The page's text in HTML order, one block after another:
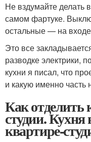
Не вздумайте делать
самом фартуке.
остальные — на
Это все
разводке электрики,
кухни я писал, что
и какую именно часть
Как отделить
студии.
квартире-